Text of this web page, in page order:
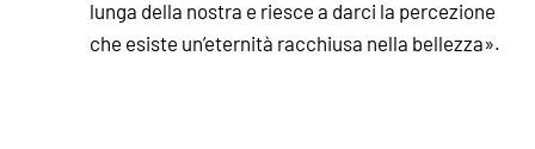
lunga della nostra e riesce a darci la percezione
che esiste un’eternità racchiusa nella bellezza».